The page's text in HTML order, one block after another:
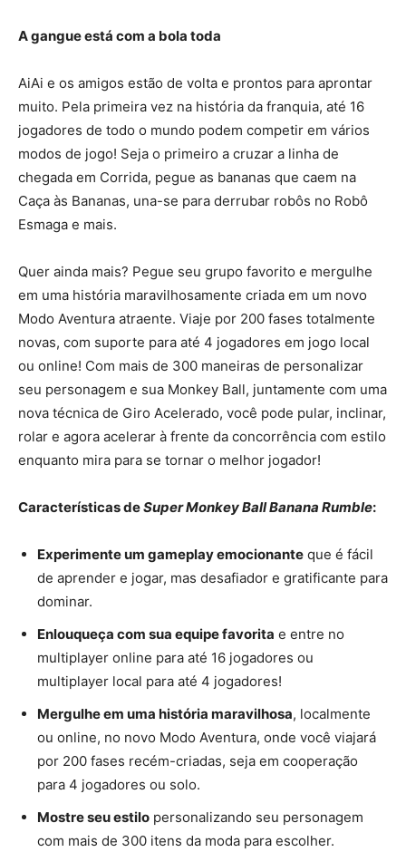
A gangue está com a bola toda
AiAi e os amigos estão de volta e prontos para aprontar
muito. Pela primeira vez na história da franquia, até 16
jogadores de todo o mundo podem competir em vários
modos de jogo! Seja o primeiro a cruzar a linha de
chegada em Corrida, pegue as bananas que caem na
Caça às Bananas, una-se para derrubar robôs no Robô
Esmaga e mais.
Quer ainda mais? Pegue seu grupo favorito e mergulhe
em uma história maravilhosamente criada em um novo
Modo Aventura atraente. Viaje por 200 fases totalmente
novas, com suporte para até 4 jogadores em jogo local
ou online! Com mais de 300 maneiras de personalizar
seu personagem e sua Monkey Ball, juntamente com uma
nova técnica de Giro Acelerado, você pode pular, inclinar,
rolar e agora acelerar à frente da concorrência com estilo
enquanto mira para se tornar o melhor jogador!
Características deSuper Monkey Ball Banana Rumble:
Experimente um gameplay emocionante que é fácil
de aprender e jogar, mas desafiador e gratificante para
dominar.
Enlouqueça com sua equipe favorita e entre no
multiplayer online para até 16 jogadores ou
multiplayer local para até 4 jogadores!
Mergulhe em uma história maravilhosa, localmente
ou online, no novo Modo Aventura, onde você viajará
por 200 fases recém-criadas, seja em cooperação
para 4 jogadores ou solo.
Mostre seu estilo personalizando seu personagem
com mais de 300 itens da moda para escolher.